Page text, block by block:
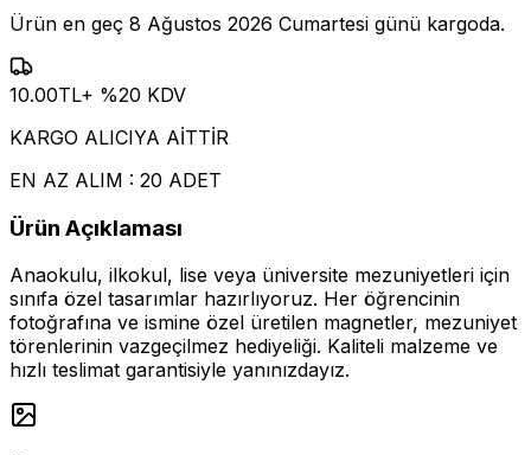
Ürün en geç 8 Ağustos 2026 Cumartesi günü kargoda.
10.00TL+ %20 KDV
KARGO ALICIYA AİTTİR
EN AZ ALIM : 20 ADET
Ürün Açıklaması
Anaokulu, ilkokul, lise veya üniversite mezuniyetleri için
sınıfa özel tasarımlar hazırlıyoruz. Her öğrencinin
fotoğrafına ve ismine özel üretilen magnetler, mezuniyet
törenlerinin vazgeçilmez hediyeliği. Kaliteli malzeme ve
hızlı teslimat garantisiyle yanınızdayız.